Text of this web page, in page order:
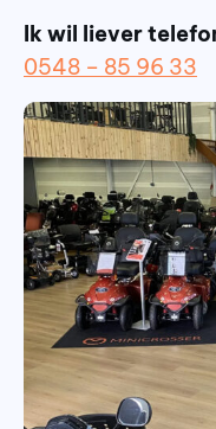
Ik wil liever
0548 – 85 96 33